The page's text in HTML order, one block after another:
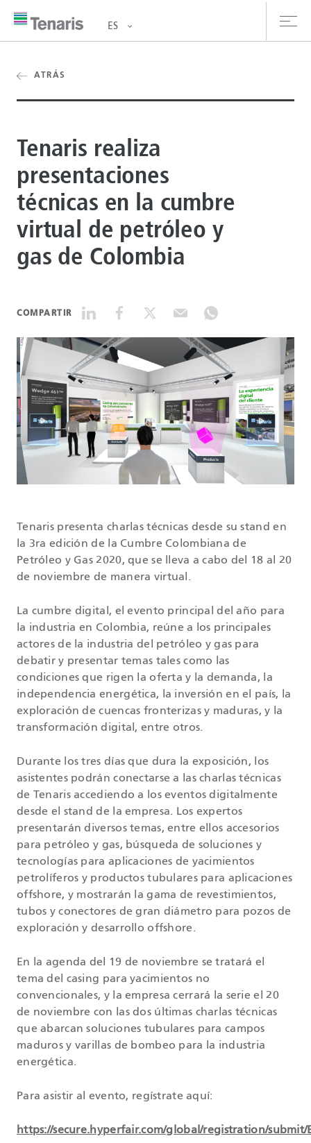
y Servicios
de prensa
DATASHEETS
SEARCH
ES
ATRÁS
Tenaris realiza
presentaciones
técnicas en la cumbre
virtual de petróleo y
gas de Colombia
COMPARTIR
Tenaris presenta charlas técnicas desde su stand en
la 3ra edición de la Cumbre Colombiana de
Petróleo y Gas 2020, que se lleva a cabo del 18 al 20
de noviembre de manera virtual.
La cumbre digital, el evento principal del año para
la industria en Colombia, reúne a los principales
actores de la industria del petróleo y gas para
debatir y presentar temas tales como las
condiciones que rigen la oferta y la demanda, la
independencia energética, la inversión en el país, la
exploración de cuencas fronterizas y maduras, y la
transformación digital, entre otros.
Durante los tres días que dura la exposición, los
asistentes podrán conectarse a las charlas técnicas
de Tenaris accediendo a los eventos digitalmente
desde el stand de la empresa. Los expertos
presentarán diversos temas, entre ellos accesorios
para petróleo y gas, búsqueda de soluciones y
tecnologías para aplicaciones de yacimientos
petrolíferos y productos tubulares para aplicaciones
offshore, y mostrarán la gama de revestimientos,
tubos y conectores de gran diámetro para pozos de
exploración y desarrollo offshore.
En la agenda del 19 de noviembre se tratará el
tema del casing para yacimientos no
convencionales, y la empresa cerrará la serie el 20
de noviembre con las dos últimas charlas técnicas
que abarcan soluciones tubulares para campos
maduros y varillas de bombeo para la industria
energética.
Para asistir al evento, regístrate aquí:
https://secure.hyperfair.com/global/registration/